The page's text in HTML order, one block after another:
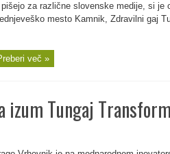
pišejo za različne slovenske medije, si je
mesto Kamnik, Zdravilni gaj
več »
izum Tungaj